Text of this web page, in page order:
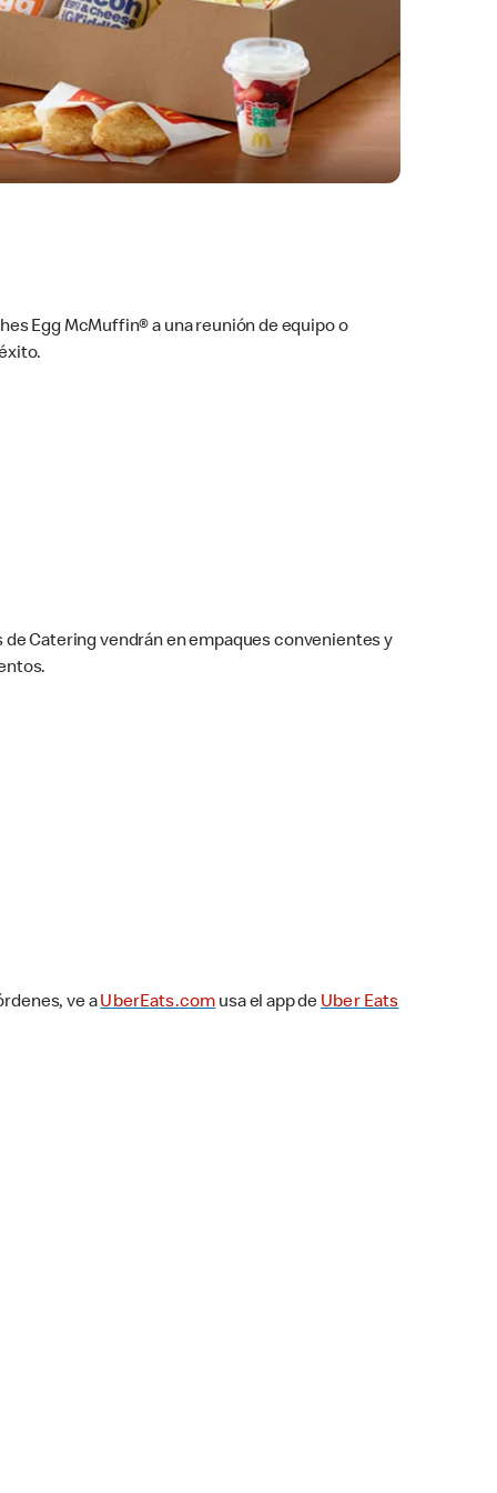
Egg McMuffin® a una reunión de equipo o
de Catering vendrán en empaques convenientes y
ve aUberEats.comusa el app deUber Eats